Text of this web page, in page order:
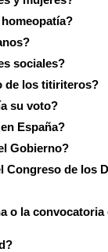
sociales?
de los titiriteros?
su voto?
España?
Gobierno?
Congreso de los
o la convocatoria